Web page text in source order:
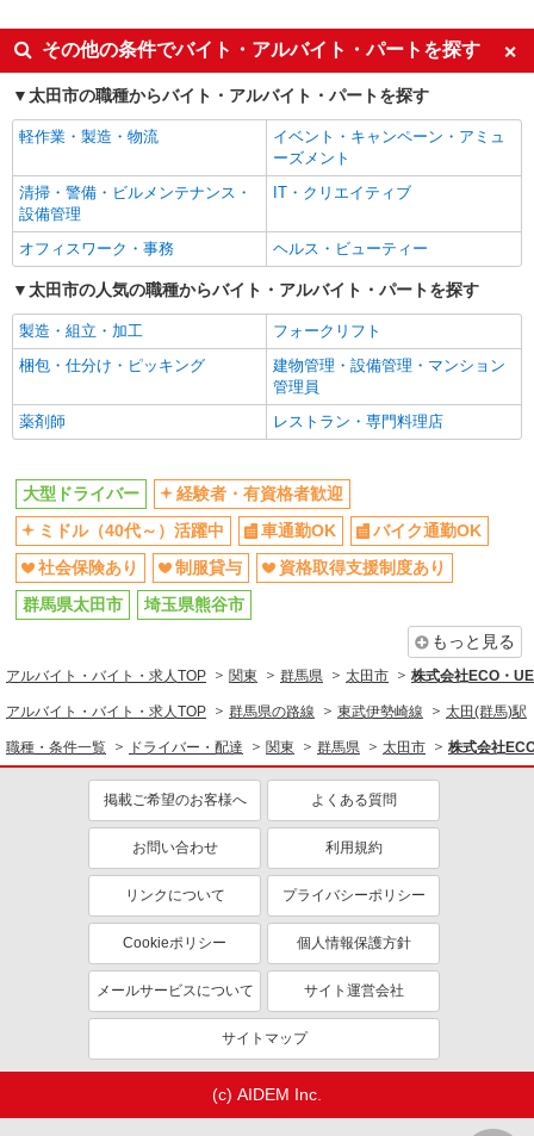
同じ特徴から太田(群馬)駅の求人を探す
経験者・有資格者歓迎
ミドル（40代～）活躍中
車通勤OK
バイク通勤OK
制服貸与
資格取得支援制度あり
同じ職種から求人を探す
ドライバー・配達
同じ特徴から求人を探す
ミドル（40代～）活躍中
車通勤OK
その他の条件でバイト・アルバイト・パートを探す
太田市の職種からバイト・アルバイト・パートを探す
軽作業・製造・物流
イベント・キャンペーン・アミュ
ーズメント
清掃・警備・ビルメンテナンス・
設備管理
IT・クリエイティブ
オフィスワーク・事務 ヘルス・ビューティー
太田市の人気の職種からバイト・アルバイト・パートを探す
製造・組立・加工
フォークリフト
梱包・仕分け・ピッキング
建物管理・設備管理・マンション
管理員
薬剤師
レストラン・専門料理店
大型ドライバー
経験者・有資格者歓迎
ミドル（40代～）活躍中
車通勤OK
バイク通勤OK
社会保険あり
制服貸与
資格取得支援制度あり
群馬県太田市
埼玉県熊谷市
もっと見る
アルバイト・バイト・求人TOP 関東 群馬県 太田市 株式会社ECO・
アルバイト・バイト・求人TOP 群馬県の路線 東武伊勢崎線 太田(群馬)駅
職種・条件一覧 ドライバー・配達 関東 群馬県 太田市 株式会社
掲載ご希望のお客様へ よくある質問
お問い合わせ 利用規約
リンクについて プライバシーポリシー
Cookieポリシー 個人情報保護方針
メールサービスについて サイト運営会社
サイトマップ
(c) AIDEM Inc.